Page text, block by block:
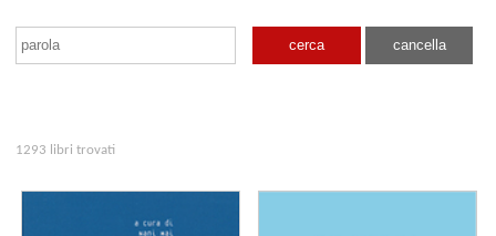
cerca cancella
1293 libri trovati